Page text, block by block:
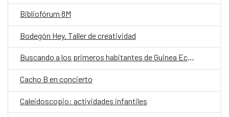
Bibliofórum 8M
Bodegón Hey. Taller de creatividad
Buscando a los primeros habitantes de Guinea Ecuatorial
Cacho B en concierto
Caleidoscopio: actividades infantiles